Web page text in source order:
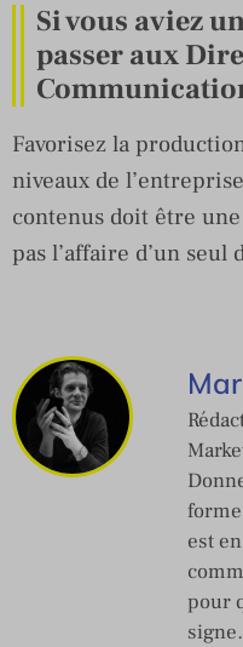
Si vous aviez
passer aux
Favorisez la
niveaux de
contenus doit être
pas l’affaire d’un seul
est
pour